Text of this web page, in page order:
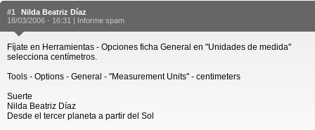
#1
Nilda Beatriz Díaz
18/03/2006 - 16:31 | Informe spam
Fíjate en Herramientas - Opciones ficha General en "Unidades de medida"
selecciona centímetros.
Tools - Options - General - "Measurement Units" - centimeters
Suerte
Nilda Beatriz Díaz
Desde el tercer planeta a partir del Sol